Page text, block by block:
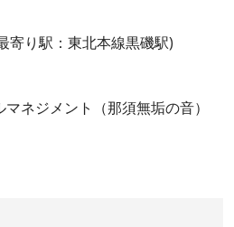
寄り駅：東北本線黒磯駅)
ネジメント（那須無垢の音）